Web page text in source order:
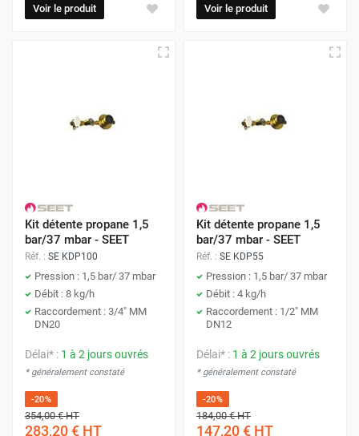
Voir le produit Voir le produit
Kit détente propane 1,5
bar/37 mbar - SEET
Réf. : SE KDP100
Pression : 1,5 bar/ 37 mbar
Débit : 8 kg/h
Raccordement : 3/4" MM
DN20
Délai* : 1 à 2 jours ouvrés
* généralement constaté
-20%
354,00 €HT
283,20 € HT
Kit détente propane 1,5
bar/37 mbar - SEET
Réf. : SE KDP55
Pression : 1,5 bar/ 37 mbar
Débit : 4 kg/h
Raccordement : 1/2" MM
DN12
Délai* : 1 à 2 jours ouvrés
* généralement constaté
-20%
184,00 €HT
147,20 € HT